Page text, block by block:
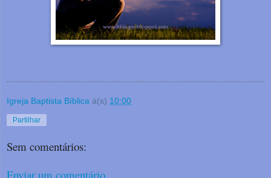
Igreja Baptista Bíblica à(s) 10:00
Partilhar
Sem comentários:
Enviar um comentário